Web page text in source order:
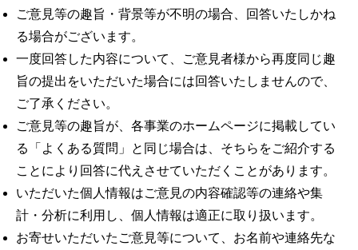
ご意見等の趣旨・背景等が不明の場合、回答いたしかね
る場合がございます。
一度回答した内容について、ご意見者様から再度同じ趣
旨の提出をいただいた場合には回答いたしませんので、
ご了承ください。
ご意見等の趣旨が、各事業のホームページに掲載してい
る「よくある質問」と同じ場合は、そちらをご紹介する
ことにより回答に代えさせていただくことがあります。
いただいた個人情報はご意見の内容確認等の連絡や集
計・分析に利用し、個人情報は適正に取り扱います。
お寄せいただいたご意見等について、お名前や連絡先な